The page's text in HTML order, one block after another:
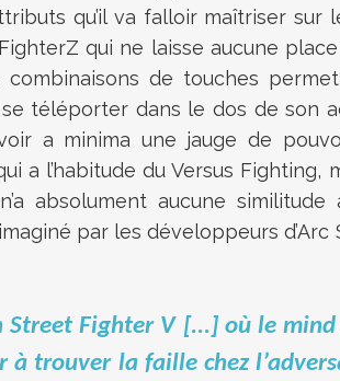
qu’il va falloir maîtriser sur
qui ne laisse aucune
combinaisons de touches
téléporter dans le dos de son
a minima une jauge de
a l’habitude du Versus Fighting,
absolument aucune
par les développeurs d’Arc
Fighter V [...] où le
à trouver la faille chez